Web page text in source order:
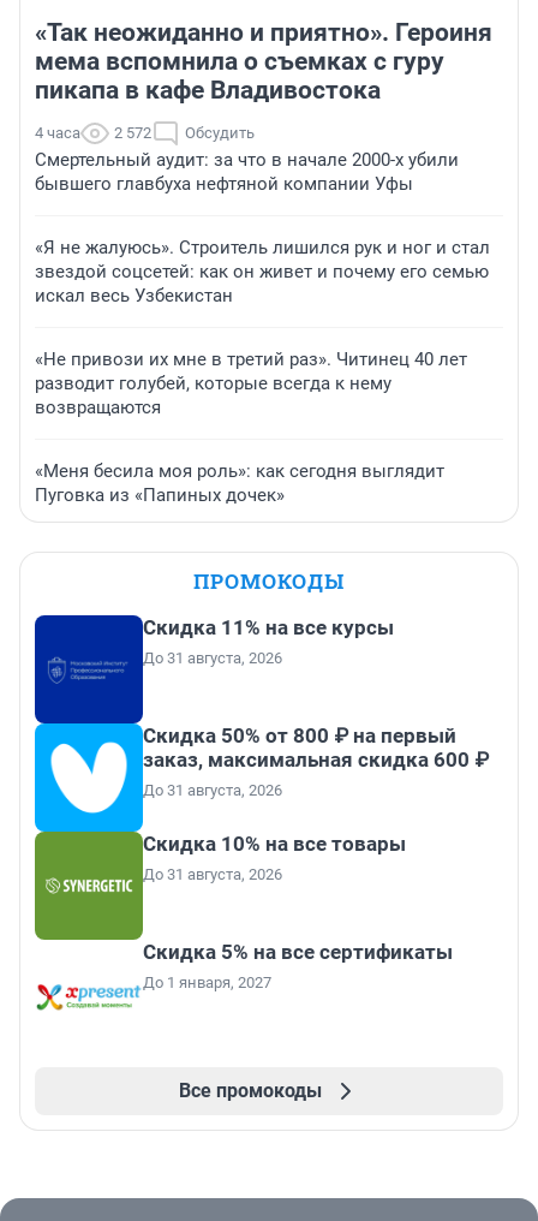
«Так неожиданно и приятно». Героиня
мема вспомнила о съемках с гуру
пикапа в кафе Владивостока
4 часа 2 572 Обсудить
Смертельный аудит: за что в начале 2000-х убили
бывшего главбуха нефтяной компании Уфы
«Я не жалуюсь». Строитель лишился рук и ног и стал
звездой соцсетей: как он живет и почему его семью
искал весь Узбекистан
«Не привози их мне в третий раз». Читинец 40 лет
разводит голубей, которые всегда к нему
возвращаются
«Меня бесила моя роль»: как сегодня выглядит
Пуговка из «Папиных дочек»
ПРОМОКОДЫ
Скидка 11% на все курсы
До 31 августа, 2026
Скидка 50% от 800 ₽ на первый
заказ, максимальная скидка 600 ₽
До 31 августа, 2026
Скидка 10% на все товары
До 31 августа, 2026
Скидка 5% на все сертификаты
До 1 января, 2027
Все промокоды